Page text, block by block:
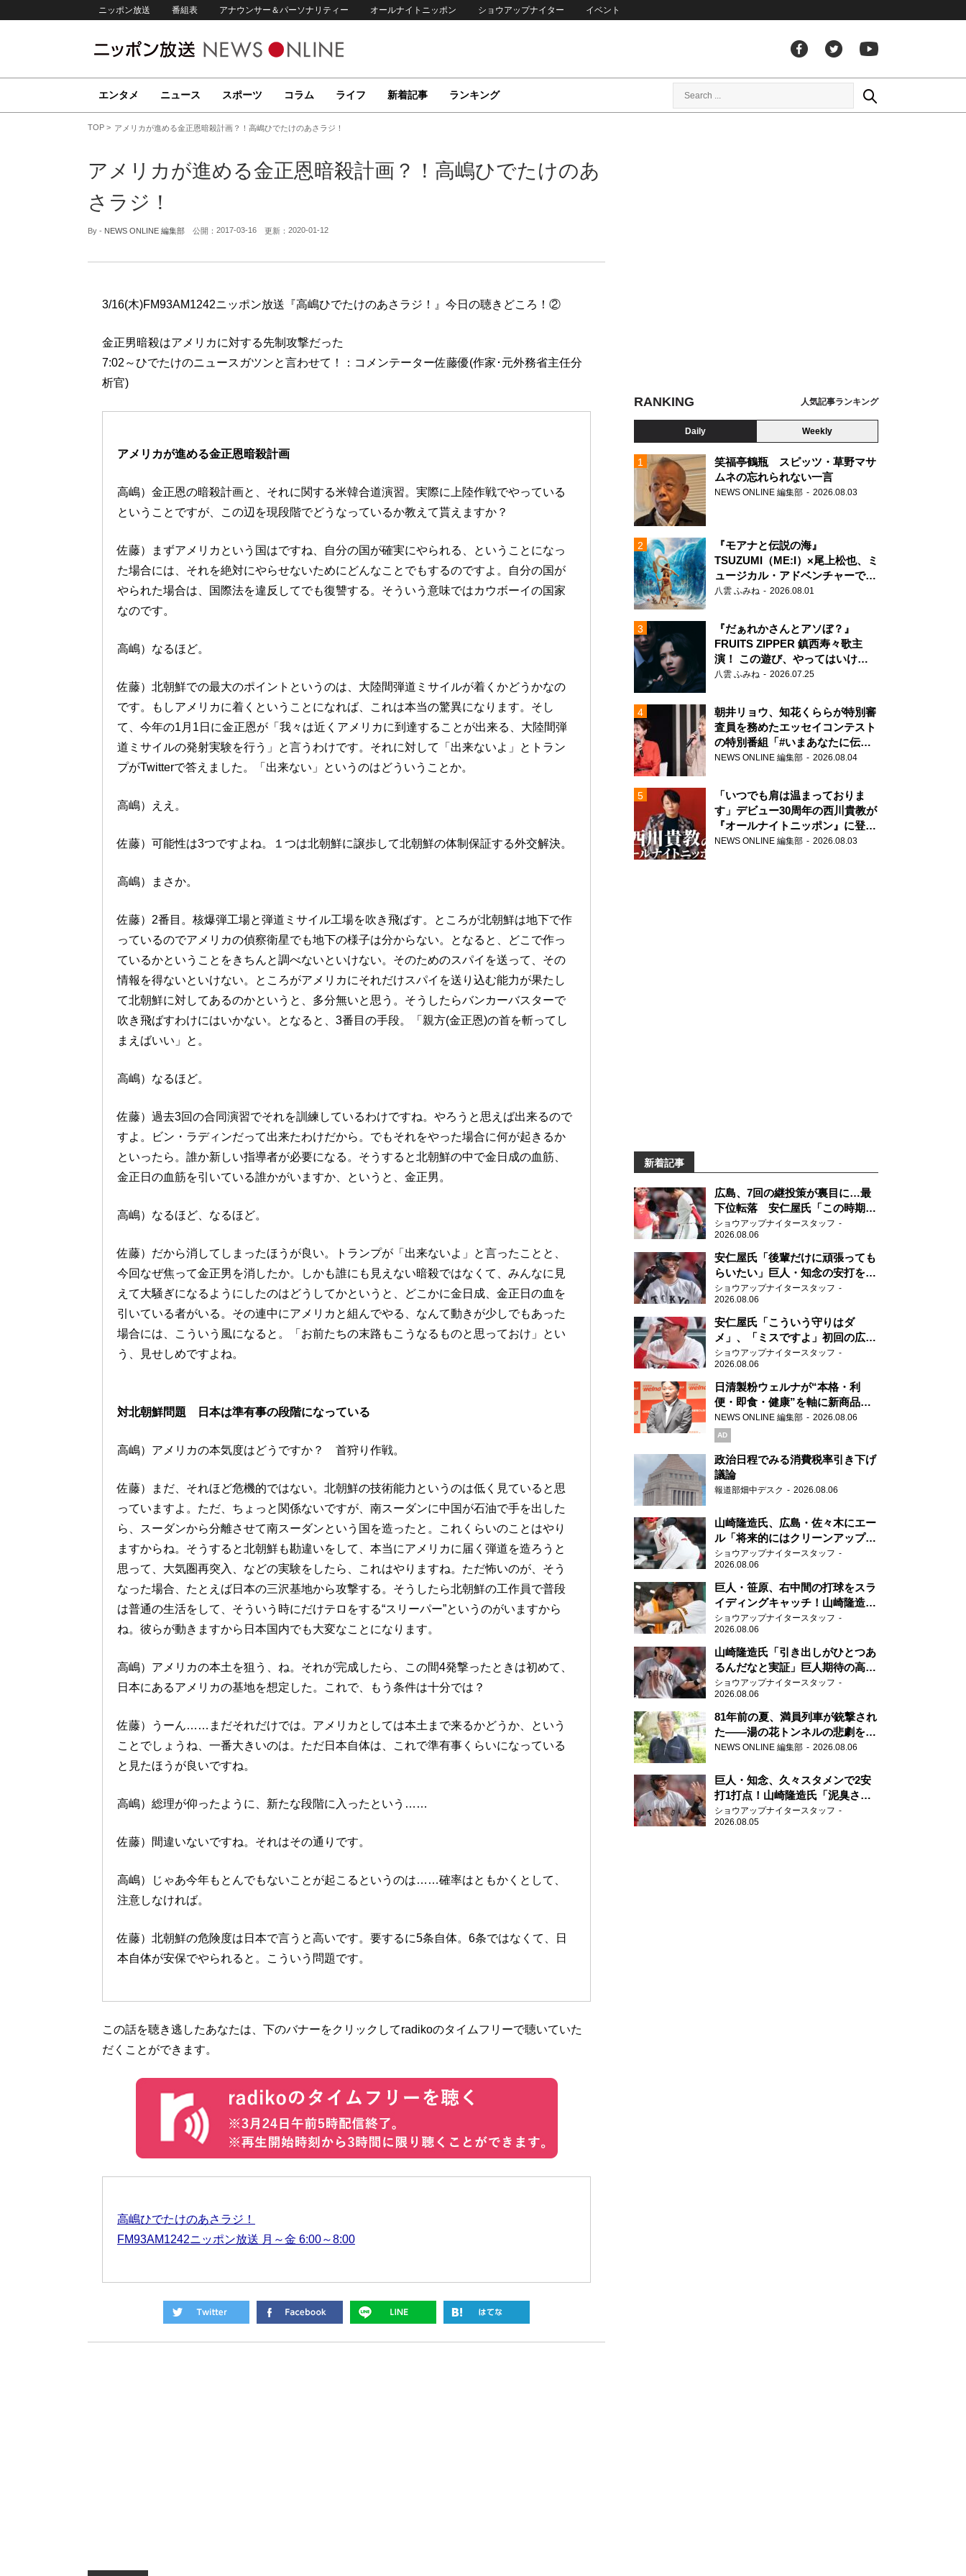
ニッポン放送 番組表 アナウンサー＆パーソナリティー オールナイトニッポン ショウアップナイター イベント
エンタメ ニュース スポーツ コラム ライフ 新着記事 ランキング
TOP アメリカが進める金正恩暗殺計画？！高嶋ひでたけのあさラジ！
アメリカが進める金正恩暗殺計画？！高嶋ひでたけのあ
さラジ！
By - NEWS ONLINE 編集部 公開： 2017-03-16 更新： 2020-01-12
3/16(木)FM93AM1242ニッポン放送『高嶋ひでたけのあさラジ！』今日の聴きどころ！②
金正男暗殺はアメリカに対する先制攻撃だった
7:02～ひでたけのニュースガツンと言わせて！：コメンテーター佐藤優(作家･元外務省主任分
析官)
アメリカが進める金正恩暗殺計画
高嶋）金正恩の暗殺計画と、それに関する米韓合道演習。実際に上陸作戦でやっている
ということですが、この辺を現段階でどうなっているか教えて貰えますか？
佐藤）まずアメリカという国はですね、自分の国が確実にやられる、ということになっ
た場合には、それを絶対にやらせないためにどんなことでもするのですよ。自分の国が
やられた場合は、国際法を違反してでも復讐する。そういう意味ではカウボーイの国家
なのです。
高嶋）なるほど。
佐藤）北朝鮮での最大のポイントというのは、大陸間弾道ミサイルが着くかどうかなの
です。もしアメリカに着くということになれば、これは本当の驚異になります。そし
て、今年の1月1日に金正恩が「我々は近くアメリカに到達することが出来る、大陸間弾
道ミサイルの発射実験を行う」と言うわけです。それに対して「出来ないよ」とトラン
プがTwitterで答えました。「出来ない」というのはどういうことか。
高嶋）ええ。
佐藤）可能性は3つですよね。１つは北朝鮮に譲歩して北朝鮮の体制保証する外交解決。
高嶋）まさか。
佐藤）2番目。核爆弾工場と弾道ミサイル工場を吹き飛ばす。ところが北朝鮮は地下で作
っているのでアメリカの偵察衛星でも地下の様子は分からない。となると、どこで作っ
ているかということをきちんと調べないといけない。そのためのスパイを送って、その
情報を得ないといけない。ところがアメリカにそれだけスパイを送り込む能力が果たし
て北朝鮮に対してあるのかというと、多分無いと思う。そうしたらバンカーバスターで
吹き飛ばすわけにはいかない。となると、3番目の手段。「親方(金正恩)の首を斬ってし
まえばいい」と。
高嶋）なるほど。
佐藤）過去3回の合同演習でそれを訓練しているわけですね。やろうと思えば出来るので
すよ。ビン・ラディンだって出来たわけだから。でもそれをやった場合に何が起きるか
といったら。誰か新しい指導者が必要になる。そうすると北朝鮮の中で金日成の血筋、
金正日の血筋を引いている誰かがいますか、というと、金正男。
高嶋）なるほど、なるほど。
佐藤）だから消してしまったほうが良い。トランプが「出来ないよ」と言ったことと、
今回なぜ焦って金正男を消したか。しかも誰にも見えない暗殺ではなくて、みんなに見
えて大騒ぎになるようにしたのはどうしてかというと、どこかに金日成、金正日の血を
引いている者がいる。その連中にアメリカと組んでやる、なんて動きが少しでもあった
場合には、こういう風になると。「お前たちの末路もこうなるものと思っておけ」とい
う、見せしめですよね。
対北朝鮮問題 日本は準有事の段階になっている
高嶋）アメリカの本気度はどうですか？ 首狩り作戦。
佐藤）まだ、それほど危機的ではない。北朝鮮の技術能力というのは低く見ていると思
っていますよ。ただ、ちょっと関係ないですが、南スーダンに中国が石油で手を出した
ら、スーダンから分離させて南スーダンという国を造ったと。これくらいのことはやり
ますからね。そうすると北朝鮮も勘違いをして、本当にアメリカに届く弾道を造ろうと
思って、大気圏再突入、などの実験をしたら、これはやりますね。ただ怖いのが、そう
なった場合、たとえば日本の三沢基地から攻撃する。そうしたら北朝鮮の工作員で普段
は普通の生活をして、そういう時にだけテロをする“スリーパー”というのがいますから
ね。彼らが動きますから日本国内でも大変なことになります。
高嶋）アメリカの本土を狙う、ね。それが完成したら、この間4発撃ったときは初めて、
日本にあるアメリカの基地を想定した。これで、もう条件は十分では？
佐藤）うーん……まだそれだけでは。アメリカとしては本土まで来るかどうか、という
ことでしょうね、一番大きいのは。ただ日本自体は、これで準有事くらいになっている
と見たほうが良いですね。
高嶋）総理が仰ったように、新たな段階に入ったという……
佐藤）間違いないですね。それはその通りです。
高嶋）じゃあ今年もとんでもないことが起こるというのは……確率はともかくとして、
注意しなければ。
佐藤）北朝鮮の危険度は日本で言うと高いです。要するに5条自体。6条ではなくて、日
本自体が安保でやられると。こういう問題です。
この話を聴き逃したあなたは、下のバナーをクリックしてradikoのタイムフリーで聴いていた
だくことができます。
高嶋ひでたけのあさラジ！
FM93AM1242ニッポン放送 月～金 6:00～8:00
RANKING 人気記事ランキング
Daily Weekly
笑福亭鶴瓶 スピッツ・草野マサ
ムネの忘れられない一言
NEWS ONLINE 編集部 2026.08.03
『モアナと伝説の海』
TSUZUMI（ME:I）×尾上松也、ミ
ュージカル・アドベンチャーで美
声を響かせる
八雲 ふみね 2026.08.01
『だぁれかさんとアソぼ？』
FRUITS ZIPPER 鎮西寿々歌主
演！ この遊び、やってはいけま
せん。
八雲 ふみね 2026.07.25
朝井リョウ、知花くららが特別審
査員を務めたエッセイコンテスト
の特別番組「#いまあなたに伝え
たいこと」
NEWS ONLINE 編集部 2026.08.04
「いつでも肩は温まっておりま
す」デビュー30周年の西川貴教が
『オールナイトニッポン』に登
場！
NEWS ONLINE 編集部 2026.08.03
新着記事
広島、7回の継投策が裏目に…最
下位転落 安仁屋氏「この時期に
来て勉強はない」
ショウアップナイタースタッフ
2026.08.06
安仁屋氏「後輩だけに頑張っても
らいたい」巨人・知念の安打を喜
ぶ
ショウアップナイタースタッフ
2026.08.06
安仁屋氏「こういう守りはダ
メ」、「ミスですよ」初回の広島
の守備に苦言
ショウアップナイタースタッフ
2026.08.06
日清製粉ウェルナが“本格・利
便・即食・健康”を軸に新商品を
展開 「マ・マー」「青の洞窟」
ブランドを強化
NEWS ONLINE 編集部 2026.08.06
AD
政治日程でみる消費税率引き下げ
議論
報道部畑中デスク 2026.08.06
山崎隆造氏、広島・佐々木にエー
ル「将来的にはクリーンアップを
任せられるくらいまでは成長し
て」
ショウアップナイタースタッフ
2026.08.06
巨人・笹原、右中間の打球をスラ
イディングキャッチ！山崎隆造氏
「一歩でも遅れたら…」
ショウアップナイタースタッフ
2026.08.06
山崎隆造氏「引き出しがひとつあ
るんだなと実証」巨人期待の高卒
2年目が技あり安打
ショウアップナイタースタッフ
2026.08.06
81年前の夏、満員列車が銃撃され
た――湯の花トンネルの悲劇を語
り継ぐ男性
NEWS ONLINE 編集部 2026.08.06
巨人・知念、久々スタメンで2安
打1打点！山崎隆造氏「泥臭さを
感じる」、「ジャイアンツには少
ないタイプ」
ショウアップナイタースタッフ
2026.08.05